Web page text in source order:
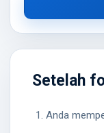
Setelah
Anda